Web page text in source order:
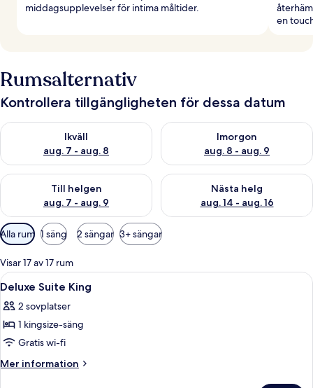
middagsupplevelser för intima måltider.
en
Rumsalternativ
Kontrollera tillgängligheten för dessa datum
Ikväll
aug. 7 - aug. 8
Kontrollera tillgängligheten för ikväll aug. 7 - aug. 8
Imorgon
aug. 8 - aug. 9
Kontrollera tillgängligheten
Till helgen
aug. 7 - aug. 9
Kontrollera tillgängligheten för den här helgen aug. 7 - aug. 9
Nästa helg
aug. 14 - aug. 16
Kontrollera tillgängligheten
Tillgängliga
filter
för
rum
Alla rum 1 säng 2 sängar 3+ sängar
Visar 17 av 17 rum
Öppna
alla
foton
för
Deluxe
Suite
Ett hotellrum med en stor säng,
11
Deluxe Suite King
2 sovplatser
1 kingsize-säng
Gratis wi-fi
Mer information
Mer